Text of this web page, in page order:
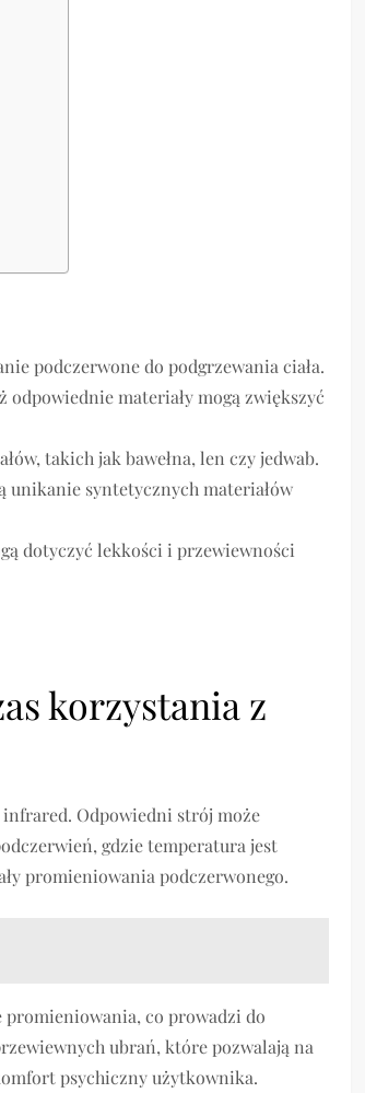
podczerwone do podgrzewania ciała.
materiały mogą zwiększyć
takich jak bawełna, len czy jedwab.
unikanie syntetycznych materiałów
dotyczyć lekkości i przewiewności
korzystania z
Odpowiedni strój może
gdzie temperatura jest
promieniowania podczerwonego.
promieniowania, co prowadzi do
ubrań, które pozwalają na
psychiczny użytkownika.